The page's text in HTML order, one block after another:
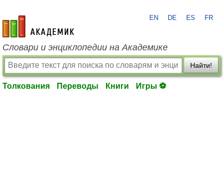
academic.ru
EN DE ES FR
Словари и энциклопедии на Академике
Найти!
Толкования Переводы Книги Игры ⚽